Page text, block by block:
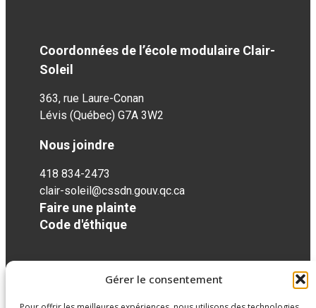
Gérer le consentement
Coordonnées de l’école modulaire Clair-
Soleil
363, rue Laure-Conan
Lévis (Québec) G7A 3W2
Nous joindre
418 834-2473
clair-soleil@cssdn.gouv.qc.ca
Faire une plainte
Code d'éthique
Réseaux sociaux